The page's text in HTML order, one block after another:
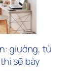
giường, tủ
sẽ bày